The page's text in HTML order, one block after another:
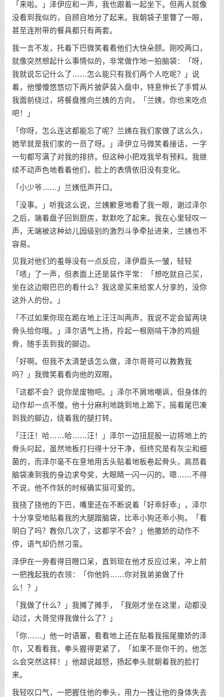
「来啦。」泽伊应和一声，我也跟着一起坐下。但两人就像
没看到我似的，自顾自地分了起来。我朝袋子里瞥了一眼，
甚至连附带的餐具都只有两套。
我一言不发，托着下巴微笑着看他们大快朵颐。刚咬两口，
就像突然想起什么事情似的，非常做作地一拍脑袋：「呀，
我就说忘记什么了……怎么能只有我们两个人吃呢？」说
着，他慢慢悠悠切下两片披萨装入盘中，特意伸长了手臂从
我面前绕过，将餐盘推向兰姨的方向，「兰姨，你也来吃点
吧！」
「你呀，怎么连这都能忘了呢？兰姨在我们家做了这么久，
她早就是我们家的一员了呀。」泽伊立马微笑着接话，一字
一句都写满了对我的排挤。但这种小把戏我早有预料。我继
续不动声色地看着他们，脸上的表情依旧没有变化。
「小少爷……」兰姨低声开口。
「没事。」听我这么说，兰姨歉意地看了我一眼，谢过泽尔
之后，端着盘子回到厨房，默默吃了起来。我在心里轻叹一
声，无端被这种幼儿园级别的激烈斗争牵扯进来，兰姨也不
容易。
见我对他们的羞辱没有一点反应，泽伊眉头一皱，轻轻
「啧」了一声，但表面上还是装作平常：「想吃就自己买，
坐在这边眼巴巴的看什么？我这是买来给家人分享的，没你
这外人的份。」
「不过如果你现在跪在地上汪汪叫两声，我说不定会留两块
骨头给你哦。」泽尔语气上扬，拎起一根刚啃干净的鸡翅
骨，随手丢到我的脚边。
「好啊。但我不太清楚该怎么做，泽尔哥哥可以教教我
吗？」我微笑着看向他的双眼。
「这都不会？说你是废物吧。」泽尔不屑地嘲讽，但身体的
动作却一点不慢。他十分麻利地跳到地上跪下，摇着尾巴凑
到我的脚边，绕着我的腿打转。
「汪汪！哈……哈……汪！」泽尔一边扭屁股一边将地上的
骨头叼起，虽然地板打扫得十分干净，但终究是有灰尘和细
菌的，而泽尔毫不在意地用舌头贴着地板卷起骨头，高昂着
脑袋凑到我的身边求夸奖，大眼睛一闪一闪的。嗯……不得
不说，他不作妖的时候确实挺可爱的。
我挠了挠他的下巴，嘴里还在不断说着「好乖好乖」，泽尔
十分享受地贴着我的大腿蹭脑袋，比乖小狗还乖小狗。「看
明白了吗？教你几次了，这都学不会？」他撒娇的动作不
停，语气却仍然刁蛮。
泽伊在一旁看得目瞪口呆，直到现在他才反应过来，冲上前
一把拽起我的衣领：「你他妈……你对我弟弟做了什
么！？」
「我做了什么？」我摊了摊手，「我刚才坐在这里，动都没
动过，大哥觉得我做什么了？」
「你……」他一时语塞，看看地上还在贴着我摇尾撒娇的泽
尔，又看看我，拳头握得更紧了，「如果不是你干的，他怎
么会突然这样！」他越说越怒，扬起拳头就朝着我的脸打
来。
我轻叹口气，一把握住他的拳头，用力一拽让他的身体失去